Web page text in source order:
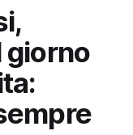
giorno